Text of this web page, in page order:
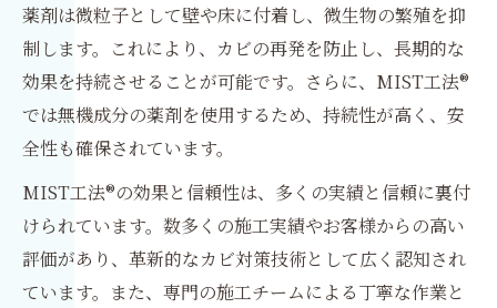
薬剤は微粒子として壁や床に付着し、微生物の繁殖を抑
制します。これにより、カビの再発を防止し、長期的な
効果を持続させることが可能です。さらに、MIST工法®
では無機成分の薬剤を使用するため、持続性が高く、安
全性も確保されています。
MIST工法®の効果と信頼性は、多くの実績と信頼に裏付
けられています。数多くの施工実績やお客様からの高い
評価があり、革新的なカビ対策技術として広く認知され
ています。また、専門の施工チームによる丁寧な作業と